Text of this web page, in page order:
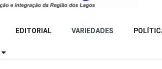
EDITORIAL VARIEDADES